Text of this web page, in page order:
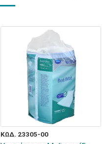
ΚΩΔ. 23305-00